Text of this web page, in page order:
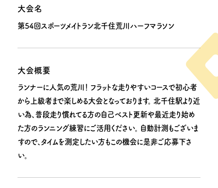
大会名
第54回スポーツメイトラン北千住荒川ハーフマラソン
大会概要
ランナーに人気の荒川！ フラットな走りやすいコースで初心者
から上級者まで楽しめる大会となっております。 北千住駅より近
い為、普段走り慣れてる方の自己ベスト更新や最近走り始め
た方のランニング練習にご活用ください。 自動計測もございま
すので、タイムを測定したい方もこの機会に是非ご応募下さ
い。